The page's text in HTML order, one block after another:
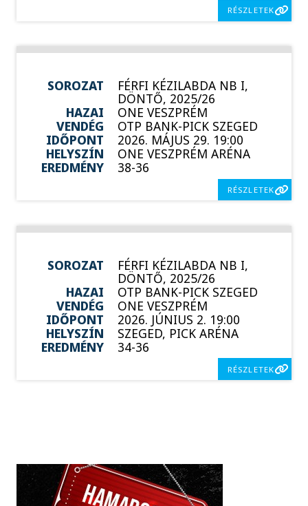
RÉSZLETEK
SOROZAT FÉRFI KÉZILABDA NB I,
DÖNTŐ, 2025/26
HAZAI
ONE VESZPRÉM
VENDÉG
OTP BANK-PICK SZEGED
IDŐPONT
2026. MÁJUS 29. 19:00
HELYSZÍN
ONE VESZPRÉM ARÉNA
EREDMÉNY
38-36
RÉSZLETEK
SOROZAT FÉRFI KÉZILABDA NB I,
DÖNTŐ, 2025/26
HAZAI
OTP BANK-PICK SZEGED
VENDÉG
ONE VESZPRÉM
IDŐPONT
2026. JÚNIUS 2. 19:00
HELYSZÍN
SZEGED, PICK ARÉNA
EREDMÉNY
34-36
RÉSZLETEK